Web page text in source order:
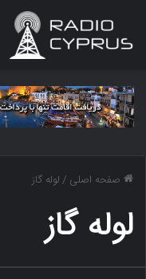
صفحه اصلی /لوله گاز
لوله گاز